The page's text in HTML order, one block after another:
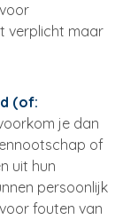
verplicht maar
(of:
je dan
of
uit hun
persoonlijk
fouten van